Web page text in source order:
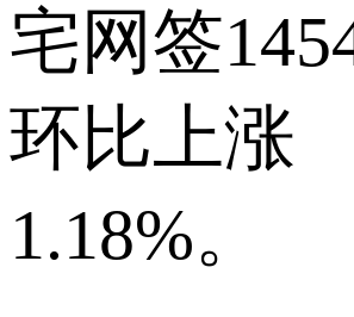
宅网签
环比上涨
1.18%。